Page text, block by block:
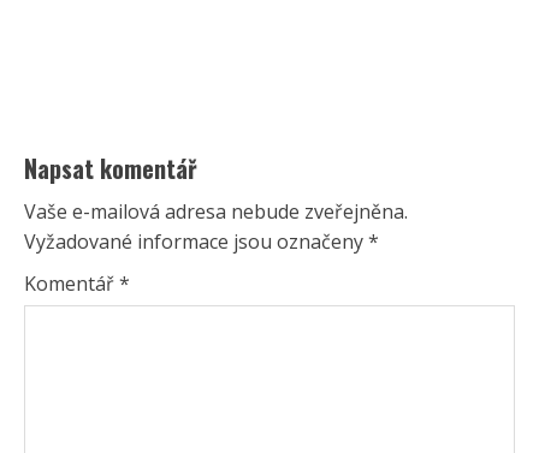
Napsat komentář
Vaše e-mailová adresa nebude zveřejněna.
Vyžadované informace jsou označeny*
Komentář*